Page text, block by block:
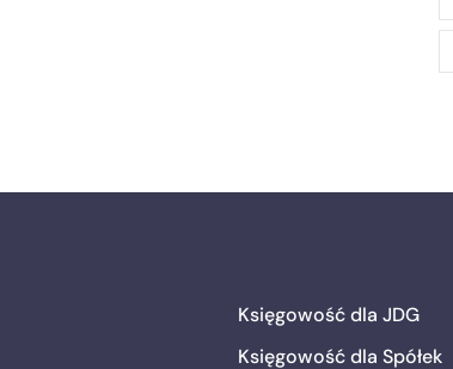
Księgowość dla JDG
Księgowość dla Spółek